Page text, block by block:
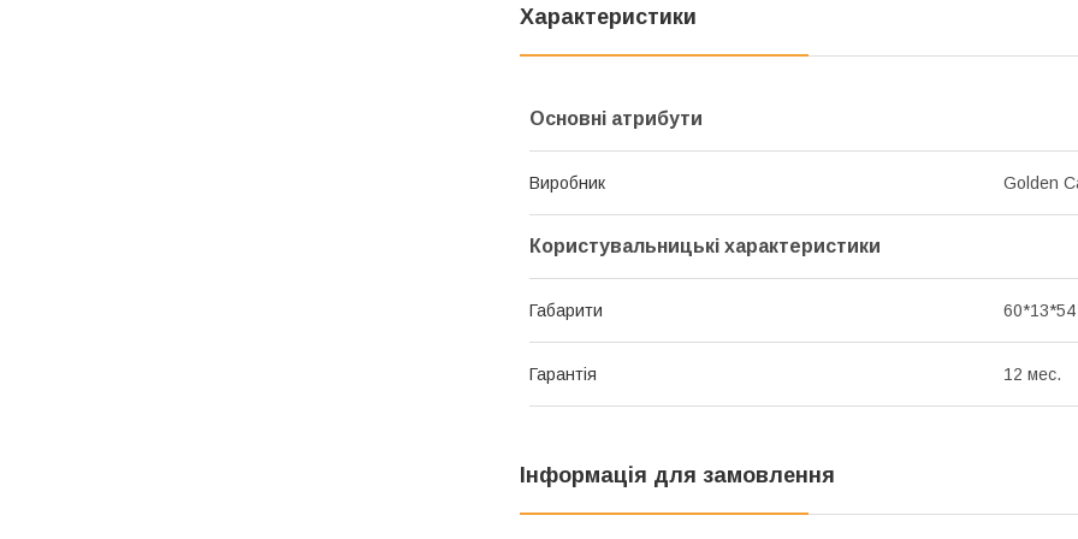
Характеристики
Основні атрибути
Виробник Golden
Користувальницькі характеристики
Габарити 60*13*54
Гарантія 12 мес.
Інформація для замовлення